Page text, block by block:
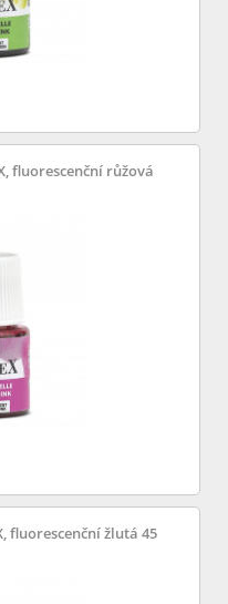
fluorescenční růžová
fluorescenční žlutá 45